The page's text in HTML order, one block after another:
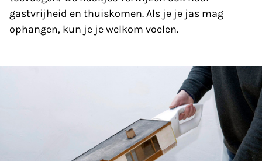
gastvrijheid en thuiskomen. Als je je jas mag
ophangen, kun je je welkom voelen.